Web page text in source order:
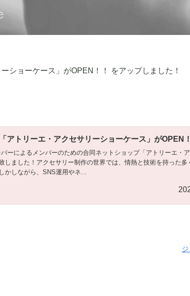
ショーケース」がOPEN！！ をアップしました！
アトリーエ・アクセサリーショーケース」がOPEN
ーによるメンバーのための合同ネットショップ「アトリーエ・
しました！アクセサリー制作の世界では、情熱と技術を持った多
かしながら、SNS運用やネ...